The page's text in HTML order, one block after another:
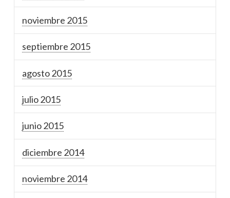
noviembre 2015
septiembre 2015
agosto 2015
julio 2015
junio 2015
diciembre 2014
noviembre 2014